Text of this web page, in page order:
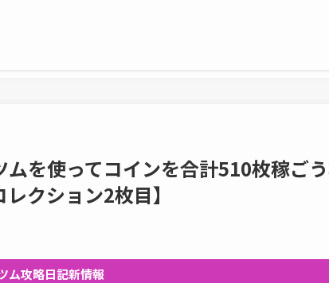
ムを使ってコインを合計510枚稼ご
クション2枚目】
ム攻略日記新情報